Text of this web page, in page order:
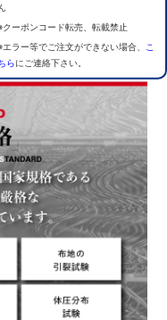
クーポンコード転売、転載禁止
エラー等でご注文ができない場合、
こ
らにご連絡下さい。